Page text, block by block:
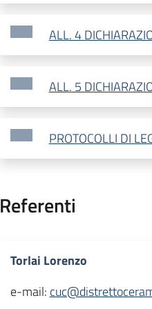
ALL. 4
ALL. 5
PROTOCOLLI DI
Referenti
Torlai Lorenzo
e-mail: